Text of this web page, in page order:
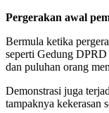
Pergerakan awal
Bermula ketika
seperti Gedung
dan puluhan orang
Demonstrasi juga
tampaknya kekerasan